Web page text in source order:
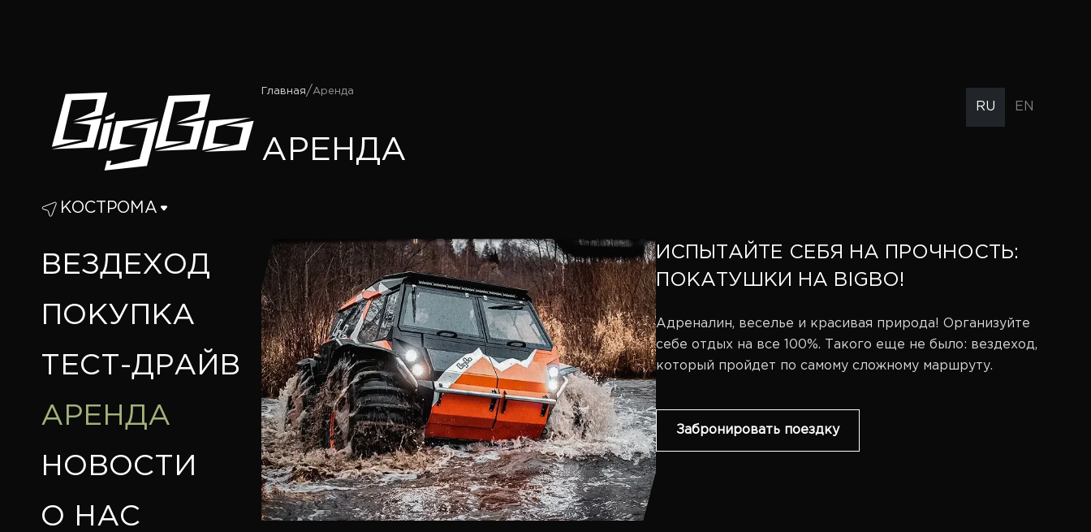
КОСТРОМА
ВЕЗДЕХОД
ПОКУПКА
ТЕСТ-ДРАЙВ
АРЕНДА
НОВОСТИ
О НАС
RU EN
Главная/ Аренда
АРЕНДА
ИСПЫТАЙТЕ СЕБЯ НА ПРОЧНОСТЬ:
ПОКАТУШКИ НА BIGBO!
Адреналин, веселье и красивая природа! Организуйте
себе отдых на все 100%. Такого еще не было: вездеход,
который пройдет по самому сложному маршруту.
Забронировать поездку